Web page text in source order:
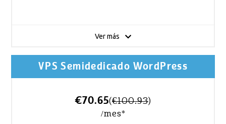
Ver más
VPS Semidedicado WordPress
€70.65(€100.93)
/mes*